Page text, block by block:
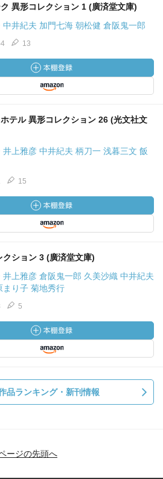
異形コレクション 1 (廣済堂文庫)
中井紀夫 加門七海 朝松健 倉阪鬼一郎
13
テル 異形コレクション 26 (光文社文
井上雅彦 中井紀夫 柄刀一 浅暮三文 飯
15
クション 3 (廣済堂文庫)
井上雅彦 倉阪鬼一郎 久美沙織 中井紀夫
まり子 菊地秀行
5
品ランキング・新刊情報
ージの先頭へ